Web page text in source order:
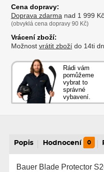
Cena dopravy:
Doprava zdarma nad 1 999 Kč
(obvyklá cena dopravy 90 Kč)
Vrácení zboží:
Možnost vrátit zbožído 14ti
Rádi vám
pomůžeme
vybrat to
správné
vybavení.
Popis Hodnocení 0
Bauer Blade Protector